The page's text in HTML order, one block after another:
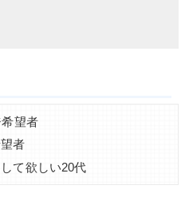
望者
者
て欲しい20代